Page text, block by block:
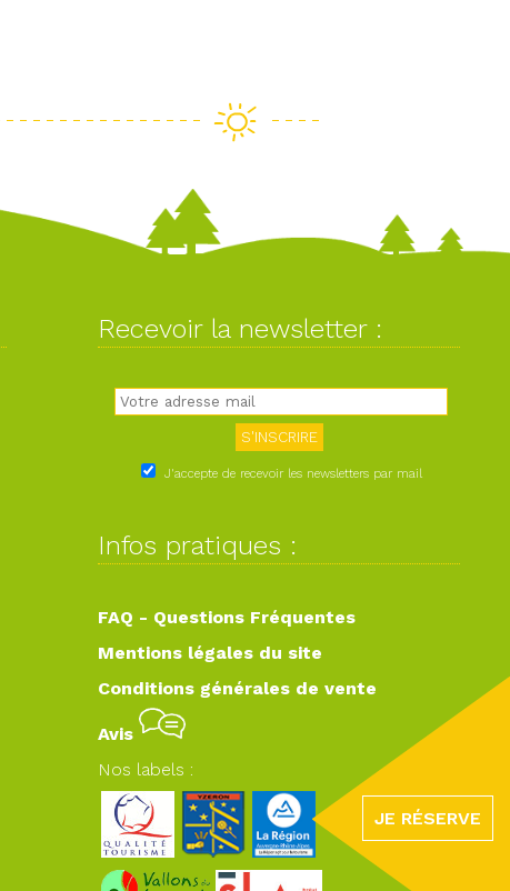
JE RÉSERVE
Recevoir la newsletter :
J'accepte de recevoir les newsletters par mail
Infos pratiques :
FAQ - Questions Fréquentes
Mentions légales du site
Conditions générales de vente
Avis
Nos labels :